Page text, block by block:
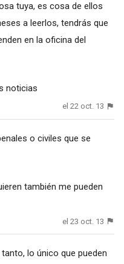
tuya, es cosa de ellos
a leerlos, tendrás que
en la oficina del
noticias
el 22 oct. 13
o civiles que se
también me pueden
el 23 oct. 13
lo único que pueden